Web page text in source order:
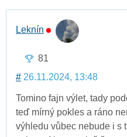
Leknín
81
# 26.11.2024, 13:48
Tomino fajn výlet, tady
teď mírný pokles a ráno
výhledu vůbec nebude i s